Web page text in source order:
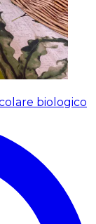
biologico